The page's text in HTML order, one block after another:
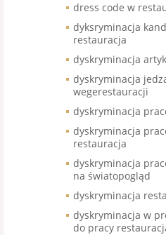
dress code w
dyksryminacja
restauracja
dyskryminacja
dyskryminacja
wegerestauracji
dyskryminacja
dyskryminacja
restauracja
dyskryminacja
na światopogląd
dyskryminacja
dyskryminacja w
do pracy